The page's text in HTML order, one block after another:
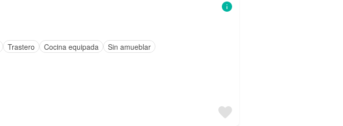
Trastero Cocina equipada Sin amueblar